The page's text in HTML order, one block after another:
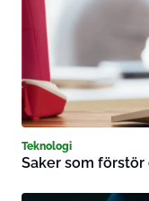
Teknologi
Saker som